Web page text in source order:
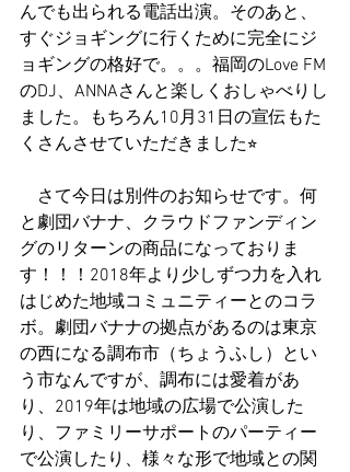
んでも出られる電話出演。そのあと、
すぐジョギングに行くために完全にジ
ョギングの格好で。。。福岡のLove FM
のDJ、ANNAさんと楽しくおしゃべりし
ました。もちろん10月31日の宣伝もた
くさんさせていただきました⭐︎
さて今日は別件のお知らせです。何
と劇団バナナ、クラウドファンディン
グのリターンの商品になっておりま
す！！！2018年より少しずつ力を入れ
はじめた地域コミュニティーとのコラ
ボ。劇団バナナの拠点があるのは東京
の西になる調布市（ちょうふし）とい
う市なんですが、調布には愛着があ
り、2019年は地域の広場で公演した
り、ファミリーサポートのパーティー
で公演したり、様々な形で地域との関